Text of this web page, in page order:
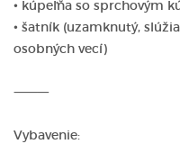
• kúpeľňa so sprchovým
• šatník (uzamknutý,
osobných vecí)
⸻
Vybavenie: